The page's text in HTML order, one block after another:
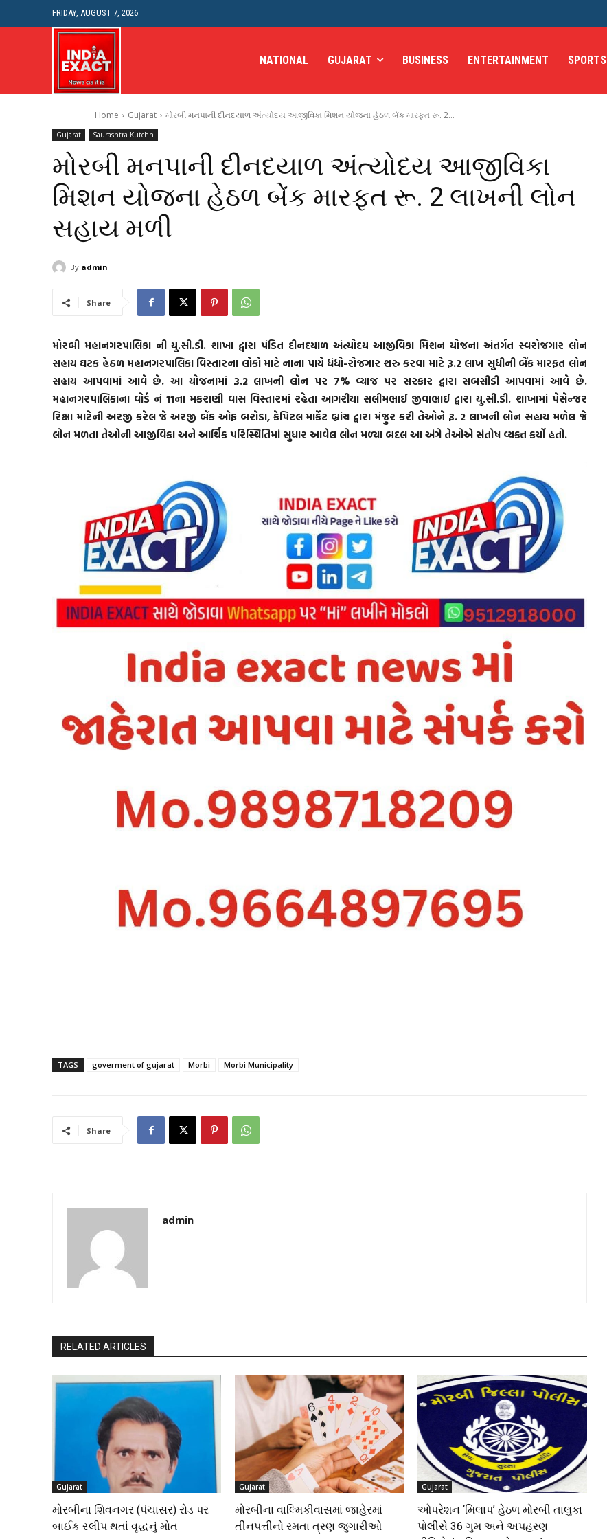
FRIDAY, AUGUST 7, 2026
NATIONAL GUJARAT BUSINESS ENTERTAINMENT SPORTS
Home Gujarat મોરબી મનપાની દીનદયાળ અંત્યોદય આજીવિકા મિશન યોજના હેઠળ બેંક મારફત રૂ. 2...
Gujarat Saurashtra Kutchh
મોરબી મનપાની દીનદયાળ અંત્યોદય આજીવિકા
મિશન યોજના હેઠળ બેંક મારફત રૂ. 2 લાખની લોન
સહાય મળી
By admin
Share
મોરબી મહાનગરપાલિકા ની યુ.સી.ડી. શાખા દ્વારા પંડિત દીનદયાળ અંત્યોદય આજીવિકા મિશન યોજના અંતર્ગત સ્વરોજગાર લોન
સહાય ઘટક હેઠળ મહાનગરપાલિકા વિસ્તારના લોકો માટે નાના પાયે ધંધો-રોજગાર શરુ કરવા માટે રૂ.2 લાખ સુધીની બેંક મારફત લોન
સહાય આપવામાં આવે છે. આ યોજનામાં રૂ.2 લાખની લોન પર 7% વ્યાજ પર સરકાર દ્વારા સબસીડી આપવામાં આવે છે.
મહાનગરપાલિકાના વોર્ડ નં 11ના મકરાણી વાસ વિસ્તારમાં રહેતા આગરીયા સલીમભાઈ જીવાભાઈ દ્વારા યુ.સી.ડી. શાખામાં પેસેન્જર
રિક્ષા માટેની અરજી કરેલ જે અરજી બેંક ઓફ બરોડા, કેપિટલ માર્કેટ બ્રાંચ દ્વારા મંજુર કરી તેઓને રૂ. 2 લાખની લોન સહાય મળેલ જે
લોન મળતા તેઓની આજીવિકા અને આર્થિક પરિસ્થિતિમાં સુધાર આવેલ લોન મળ્યા બદલ આ અંગે તેઓએ સંતોષ વ્યક્ત કર્યો હતો.
TAGS goverment of gujarat Morbi Morbi Municipality
Share
admin
RELATED ARTICLES
Gujarat
મોરબીના શિવનગર (પંચાસર) રોડ પર
બાઈક સ્લીપ થતાં વૃદ્ધનું મોત
Gujarat
મોરબીના વાલ્મિકીવાસમાં જાહેરમાં
તીનપત્તીનો રમતા ત્રણ જુગારીઓ
Gujarat
ઓપરેશન ‘મિલાપ’ હેઠળ મોરબી તાલુકા
પોલીસે 36 ગુમ અને અપહરણ